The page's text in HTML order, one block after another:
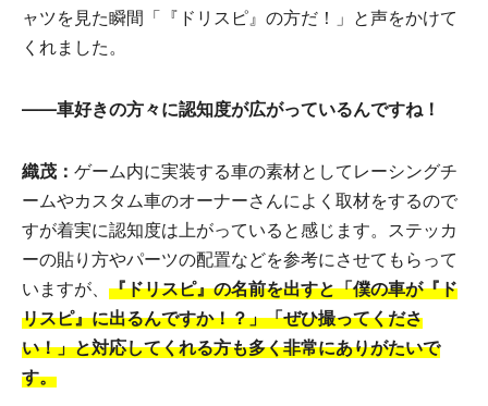
ャツを見た瞬間「『ドリスピ』の方だ！」と声をかけて
くれました。
――車好きの方々に認知度が広がっているんですね！
織茂： ゲーム内に実装する車の素材としてレーシングチ
ームやカスタム車のオーナーさんによく取材をするので
すが着実に認知度は上がっていると感じます。ステッカ
ーの貼り方やパーツの配置などを参考にさせてもらって
いますが、 『ドリスピ』の名前を出すと「僕の車が『ド
リスピ』に出るんですか！？」「ぜひ撮ってくださ
い！」と対応してくれる方も多く非常にありがたいで
す。